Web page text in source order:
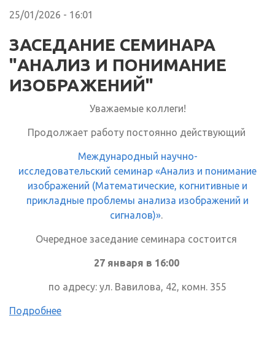
25/01/2026 - 16:01
ЗАСЕДАНИЕ СЕМИНАРА
"АНАЛИЗ И ПОНИМАНИЕ
ИЗОБРАЖЕНИЙ"
Уважаемые коллеги!
Продолжает работу постоянно действующий
Международный научно-
исследовательский семинар «Анализ и понимание
изображений (Математические, когнитивные и
прикладные проблемы анализа изображений и
сигналов)».
Очередное заседание семинара состоится
27 января в 16:00
по адресу: ул. Вавилова, 42, комн. 355
Подробнее